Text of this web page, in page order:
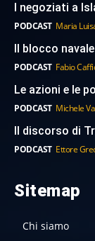
I negoziati a
PODCAST Maria
Il blocco
PODCAST Fabio
Le azioni e le
PODCAST Michele
Il discorso di
PODCAST Ettore
Sitemap
Chi siamo